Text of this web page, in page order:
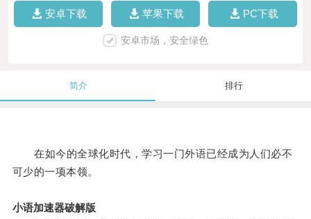
安卓下载 苹果下载 PC下载
安卓市场，安全绿色
简介 排行
在如今的全球化时代，学习一门外语已经成为人们必不
可少的一项本领。
小语加速器破解版